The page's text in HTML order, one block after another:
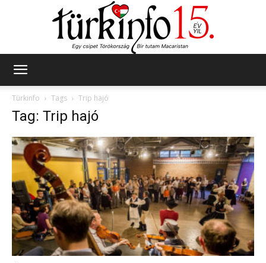
Türkinfo
Tags Trip hajó
Tag: Trip hajó